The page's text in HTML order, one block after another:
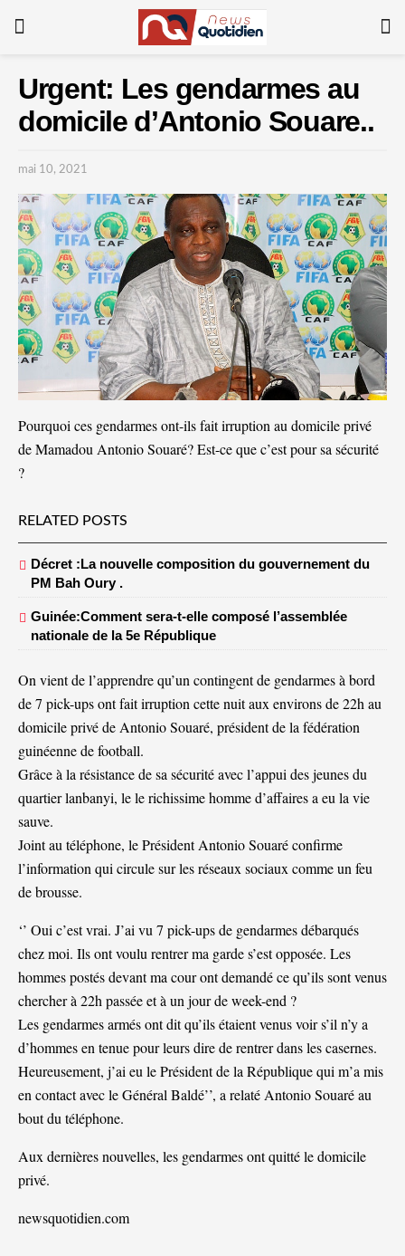
Urgent: Les gendarmes au
domicile d’Antonio Souare..
mai 10, 2021
Pourquoi ces gendarmes ont-ils fait irruption au domicile privé
de Mamadou Antonio Souaré? Est-ce que c’est pour sa sécurité
?
RELATED POSTS
Décret :La nouvelle composition du gouvernement du
PM Bah Oury .
Guinée:Comment sera-t-elle composé l’assemblée
nationale de la 5e République
On vient de l’apprendre qu’un contingent de gendarmes à bord
de 7 pick-ups ont fait irruption cette nuit aux environs de 22h au
domicile privé de Antonio Souaré, président de la fédération
guinéenne de football.
Grâce à la résistance de sa sécurité avec l’appui des jeunes du
quartier lanbanyi, le le richissime homme d’affaires a eu la vie
sauve.
Joint au téléphone, le Président Antonio Souaré confirme
l’information qui circule sur les réseaux sociaux comme un feu
de brousse.
‘’ Oui c’est vrai. J’ai vu 7 pick-ups de gendarmes débarqués
chez moi. Ils ont voulu rentrer ma garde s’est opposée. Les
hommes postés devant ma cour ont demandé ce qu’ils sont venus
chercher à 22h passée et à un jour de week-end ?
Les gendarmes armés ont dit qu’ils étaient venus voir s’il n’y a
d’hommes en tenue pour leurs dire de rentrer dans les casernes.
Heureusement, j’ai eu le Président de la République qui m’a mis
en contact avec le Général Baldé’’, a relaté Antonio Souaré au
bout du téléphone.
Aux dernières nouvelles, les gendarmes ont quitté le domicile
privé.
newsquotidien.com